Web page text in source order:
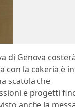
di Genova costerà
con la cokeria è
scatola che
e progetti
anche la